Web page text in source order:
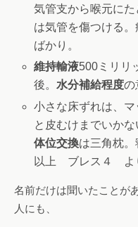
気管支から喉元に
は気管を傷つける
ばかり。
維持輸液500ミリリ
後。水分補給程度の
小さな床ずれは、
と皮むけまでいかな
体位交換は三角枕
以上 ブレス４ よ
名前だけは聞いたことが
人にも、